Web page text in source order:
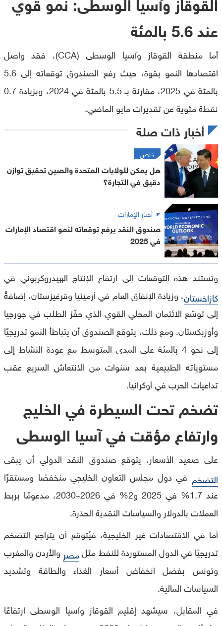
عند 5.6 بالمئة
أما منطقة القوقاز وآسيا الوسطى (CCA)، فقد واصل
اقتصادها النمو بقوة، حيث رفع الصندوق توقعاته إلى 5.6
بالمئة في 2025، مقارنة بـ 5.5 بالمئة في 2024، وبزيادة 0.7
نقطة مئوية عن تقديرات مايو الماضي.
أخبار ذات صلة
خاص
هل يمكن للولايات المتحدة والصين تحقيق توازن
دقيق في التجارة؟
أخبار الإمارات
صندوق النقد يرفع توقعاته لنمو اقتصاد الإمارات
في 2025
وتستند هذه التوقعات إلى ارتفاع الإنتاج الهيدروكربوني في
كازاخستان، وزيادة الإنفاق العام في أرمينيا وقرغيزستان، إضافةً
إلى توسّع الائتمان المحلي القوي الذي حفّز الطلب في جورجيا
وأوزبكستان. ومع ذلك، يتوقع الصندوق أن يتباطأ النمو تدريجيًا
إلى نحو 4 بالمئة على المدى المتوسط مع عودة النشاط إلى
مستوياته الطبيعية بعد سنوات من الانتعاش السريع عقب
تداعيات الحرب في أوكرانيا.
تضخم تحت السيطرة في الخليج
وارتفاع مؤقت في آسيا الوسطى
على صعيد الأسعار، يتوقع صندوق النقد الدولي أن يبقى
التضخم في دول مجلس التعاون الخليجي منخفضًا ومستقرًا
عند 1.7% في 2025 و2% في 2026–2030، مدعومًا بربط
العملات بالدولار والسياسات النقدية الحذرة.
أما في الاقتصادات غير الخليجية، فيُتوقع أن يتراجع التضخم
تدريجيًا في الدول المستوردة للنفط مثلمصر والأردن والمغرب
وتونس بفضل انخفاض أسعار الغذاء والطاقة وتشديد
السياسات المالية.
في المقابل، سيشهد إقليم القوقاز وآسيا الوسطى ارتفاعًا